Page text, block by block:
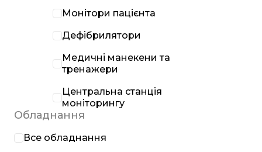
Монітори пацієнта
Дефібрилятори
Медичні манекени та
тренажери
Центральна станція
моніторингу
Обладнання
Все обладнання